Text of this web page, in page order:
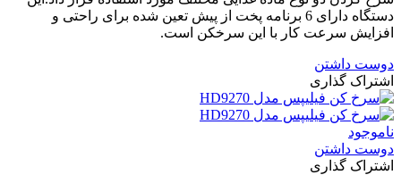
دستگاه دارای 6 برنامه پخت از پیش تعین شده برای راحتی و
افزایش سرعت کار با این سرخکن است.
دوست داشتن
اشتراک گذاری
ناموجود
دوست داشتن
اشتراک گذاری